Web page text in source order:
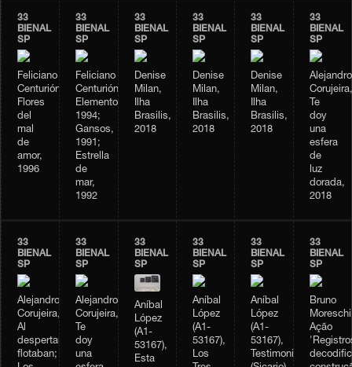
33
BIENAL
SP
Feliciano
Centurión,
Flores
del
mal
de
amor,
1996
33
BIENAL
SP
Feliciano
Centurión,
Elementos,
1994;
Gansos,
1991;
Estrella
de
mar,
1992
33
BIENAL
SP
Denise
Milan,
Ilha
Brasilis,
2018
33
BIENAL
SP
Denise
Milan,
Ilha
Brasilis,
2018
33
BIENAL
SP
Denise
Milan,
Ilha
Brasilis,
2018
33
BIENAL
SP
Alejandro
Corujeira,
Te
doy
una
esfera
de
luz
dorada,
2018
33
BIENAL
SP
Alejandro
Corujeira,
Al
despertar,
flotaban;
33
BIENAL
SP
Alejandro
Corujeira,
Te
doy
una
33
BIENAL
SP
Aníbal
López
(A1-
53167),
Esta
33
BIENAL
SP
Aníbal
López
(A1-
53167),
Los
33
BIENAL
SP
Aníbal
López
(A1-
53167),
Testimonio
33
BIENAL
SP
Bruno
Ação